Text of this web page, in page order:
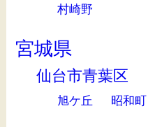
村崎野
宮城県
仙台市青葉区
旭ケ丘 昭和町